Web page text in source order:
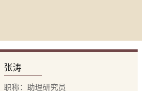
张涛
职称：助理研究员